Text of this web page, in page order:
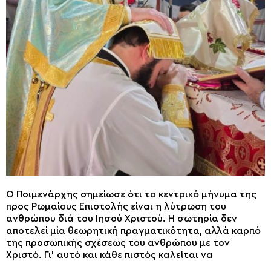
Ο Ποιμενάρχης σημείωσε ότι το κεντρικό μήνυμα της
προς Ρωμαίους Επιστολής είναι η λύτρωση του
ανθρώπου διά του Ιησού Χριστού. Η σωτηρία δεν
αποτελεί μία θεωρητική πραγματικότητα, αλλά καρπό
της προσωπικής σχέσεως του ανθρώπου με τον
Χριστό. Γι’ αυτό και κάθε πιστός καλείται να